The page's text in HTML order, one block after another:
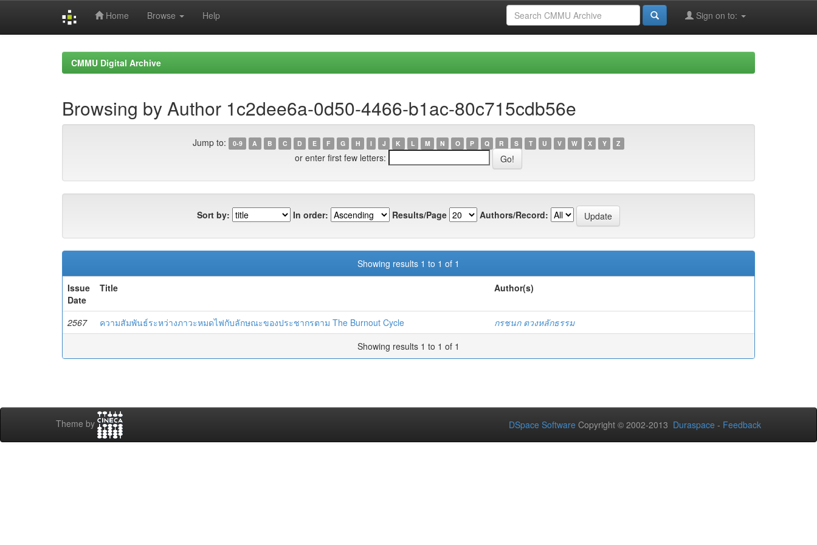
Home Browse Help Sign on to:
CMMU Digital Archive
Browsing by Author 1c2dee6a-0d50-4466-b1ac-80c715cdb56e
Jump to: 0-9 A B C D E F G H I J K L M N O P Q R S T U V W X Y Z
or enter first few letters:
Sort by: In order: Results/Page Authors/Record:
Showing results 1 to 1 of 1
Issue
Date
Title Author(s)
2567 ความสัมพันธ์ระหว่างภาวะหมดไฟกับลักษณะของประชากรตาม The Burnout Cycle
กรชนก ตวงหลักธรรม
Showing results 1 to 1 of 1
Theme by DSpace Software Copyright © 2002-2013 Duraspace - Feedback